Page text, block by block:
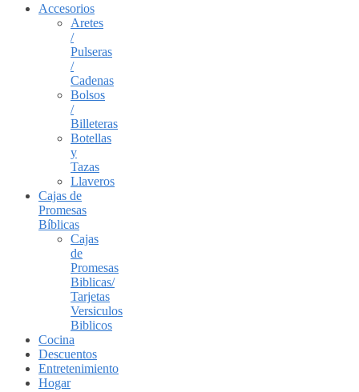
Accesorios
Aretes
/
Pulseras
/
Cadenas
Bolsos
/
Billeteras
Botellas
y
Tazas
Llaveros
Cajas de
Promesas
Bíblicas
Cajas
de
Promesas
Biblicas/
Tarjetas
Versiculos
Biblicos
Cocina
Descuentos
Entretenimiento
Hogar